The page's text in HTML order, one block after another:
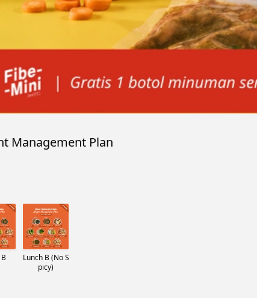
Management Plan
Lunch B (No S
picy)